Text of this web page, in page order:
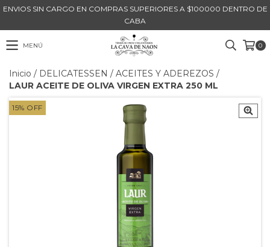
ENVIOS SIN CARGO EN COMPRAS SUPERIORES A $100000 DENTRO DE
CABA
MENÚ 0
Inicio / DELICATESSEN / ACEITES Y ADEREZOS /
LAUR ACEITE DE OLIVA VIRGEN EXTRA 250 ML
15% OFF